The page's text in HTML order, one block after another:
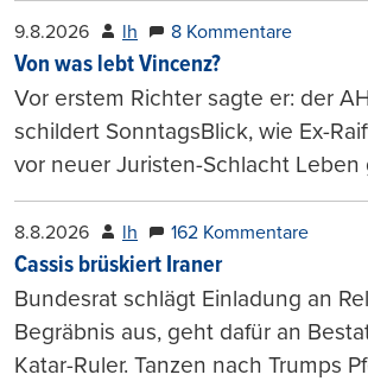
9.8.2026 lh 8 Kommentare
Von was lebt Vincenz?
Vor erstem Richter sagte er: der
schildert SonntagsBlick, wie Ex-
vor neuer Juristen-Schlacht Leben
8.8.2026 lh 162 Kommentare
Cassis brüskiert Iraner
Bundesrat schlägt Einladung an
Begräbnis aus, geht dafür an
Katar-Ruler. Tanzen nach Trumps